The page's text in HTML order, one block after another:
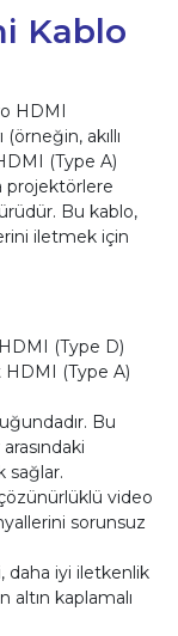
Kablo
HDMI
akıllı
(Type A)
projektörlere
Bu kablo,
iletmek için
(Type D)
(Type A)
Bu
sağlar.
video
sorunsuz
daha iyi iletkenlik
altın kaplamalı